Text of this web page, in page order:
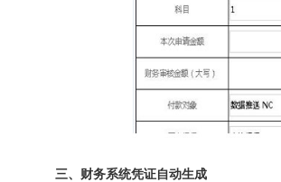
三、财务系统凭证自动生成